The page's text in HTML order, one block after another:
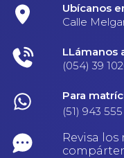
Ubícanos
Calle
LLámanos
(054) 39
Para
(51) 943
Revisa